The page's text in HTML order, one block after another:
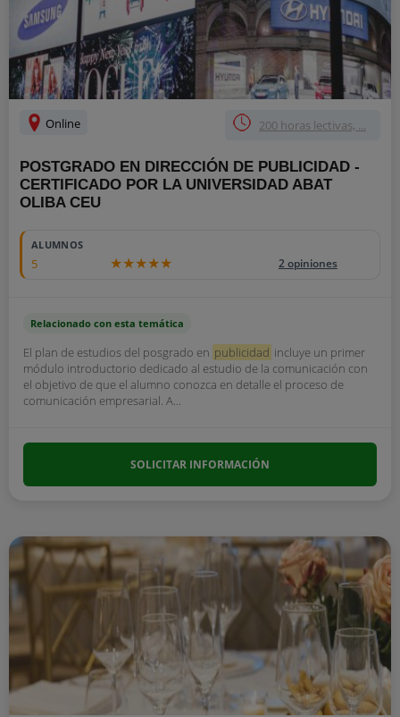
Online 200 horas lectivas, ...
POSTGRADO EN DIRECCIÓN DE PUBLICIDAD -
CERTIFICADO POR LA UNIVERSIDAD ABAT
OLIBA CEU
ALUMNOS
5 2 opiniones
Relacionado con esta temática
El plan de estudios del posgrado en publicidad incluye un primer
módulo introductorio dedicado al estudio de la comunicación con
el objetivo de que el alumno conozca en detalle el proceso de
comunicación empresarial. A...
SOLICITAR INFORMACIÓN